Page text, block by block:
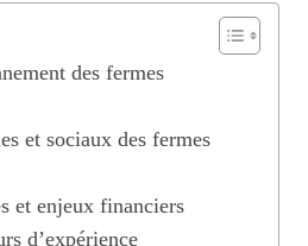
des fermes
et sociaux des fermes
et enjeux financiers
d’expérience